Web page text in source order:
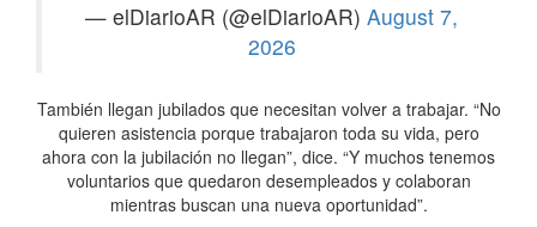
— elDiarioAR (@elDiarioAR) August 7,
2026
También llegan jubilados que necesitan volver a trabajar. “No
quieren asistencia porque trabajaron toda su vida, pero
ahora con la jubilación no llegan”, dice. “Y muchos tenemos
voluntarios que quedaron desempleados y colaboran
mientras buscan una nueva oportunidad”.